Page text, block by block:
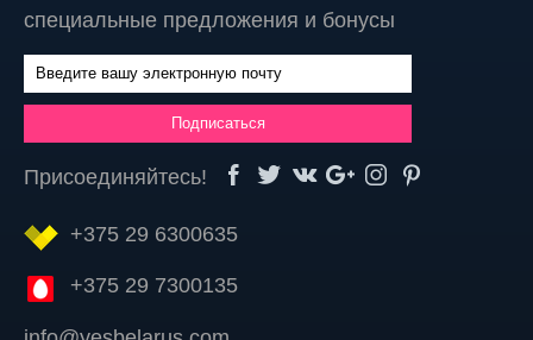
специальные предложения и бонусы
Присоединяйтесь!
+375 29 6300635
+375 29 7300135